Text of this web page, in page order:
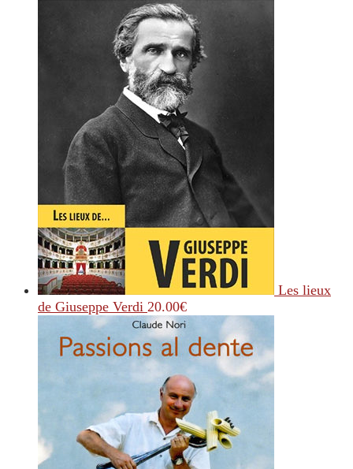
Les lieux
de Giuseppe Verdi 20.00€